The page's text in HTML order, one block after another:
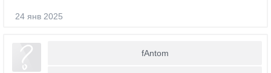
24 янв 2025
fAntom